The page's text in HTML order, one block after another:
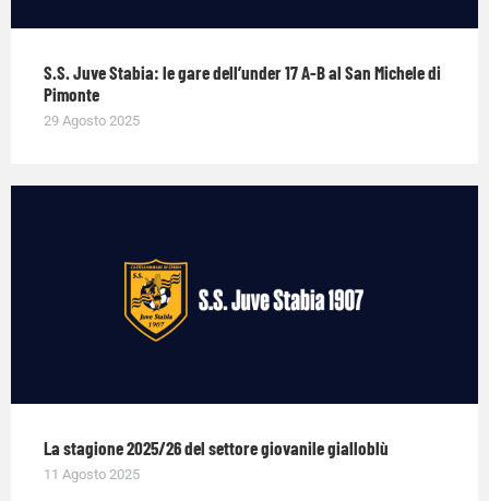
S.S. Juve Stabia: le gare dell’under 17 A-B al San Michele di
Pimonte
29 Agosto 2025
La stagione 2025/26 del settore giovanile gialloblù
11 Agosto 2025